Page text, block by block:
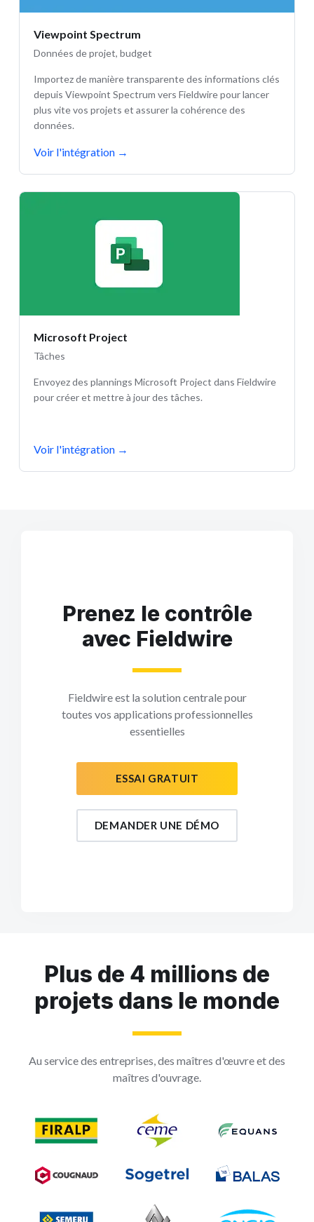
Viewpoint Spectrum
Données de projet, budget
Importez de manière transparente des informations clés
depuis Viewpoint Spectrum vers Fieldwire pour lancer
plus vite vos projets et assurer la cohérence des
données.
Voir l'intégration →
Microsoft Project
Tâches
Envoyez des plannings Microsoft Project dans Fieldwire
pour créer et mettre à jour des tâches.
Voir l'intégration →
Prenez le contrôle
avec Fieldwire
Fieldwire est la solution centrale pour
toutes vos applications professionnelles
essentielles
ESSAI GRATUIT
DEMANDER UNE DÉMO
Plus de 4 millions de
projets dans le monde
Au service des entreprises, des maîtres d'œuvre et des
maîtres d'ouvrage.